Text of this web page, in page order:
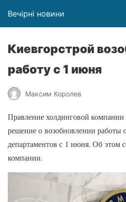
Вечірні новини
Киевгорстрой
работу с 1 июня
Максим Королев
Правление холдинговой
решение о возобновлении работы
департаментов с 1 июня. Об этом
компании.